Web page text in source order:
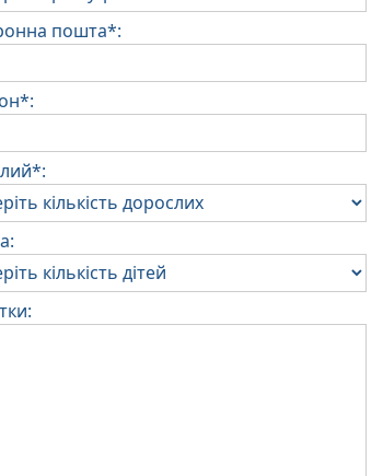
пошта*: